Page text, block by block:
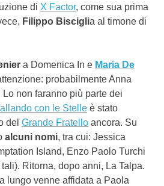
di X Factor, come sua prima
Filippo Bisciglia al timone di
a Domenica In e Maria De
probabilmente Anna
non faranno più parte dei
con le Stelle è stato
del Grande Fratello ancora. Su
alcuni nomi, tra cui: Jessica
Island, Enzo Paolo Turchi
Ritorna, dopo anni, La Talpa.
lungo venne affidata a Paola